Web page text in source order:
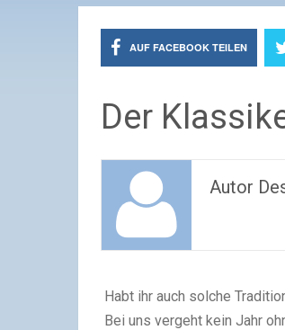
AUF FACEBOOK TEILEN
Der
Autor
Habt ihr auch solche
Bei uns vergeht kein Jahr